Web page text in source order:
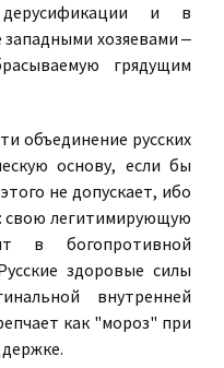
и в
западными хозяевами ‒
грядущим
объединение русских
основу, если бы
не допускает, ибо
свою легитимирующую
в богопротивной
здоровые силы
внутренней
как "мороз" при